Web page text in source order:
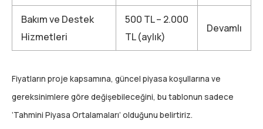
Bakım ve Destek
Hizmetleri
500 TL – 2.000
TL (aylık)
Devamlı
Fiyatların proje kapsamına, güncel piyasa koşullarına ve
gereksinimlere göre değişebileceğini, bu tablonun sadece
‘Tahmini Piyasa Ortalamaları’ olduğunu belirtiriz.